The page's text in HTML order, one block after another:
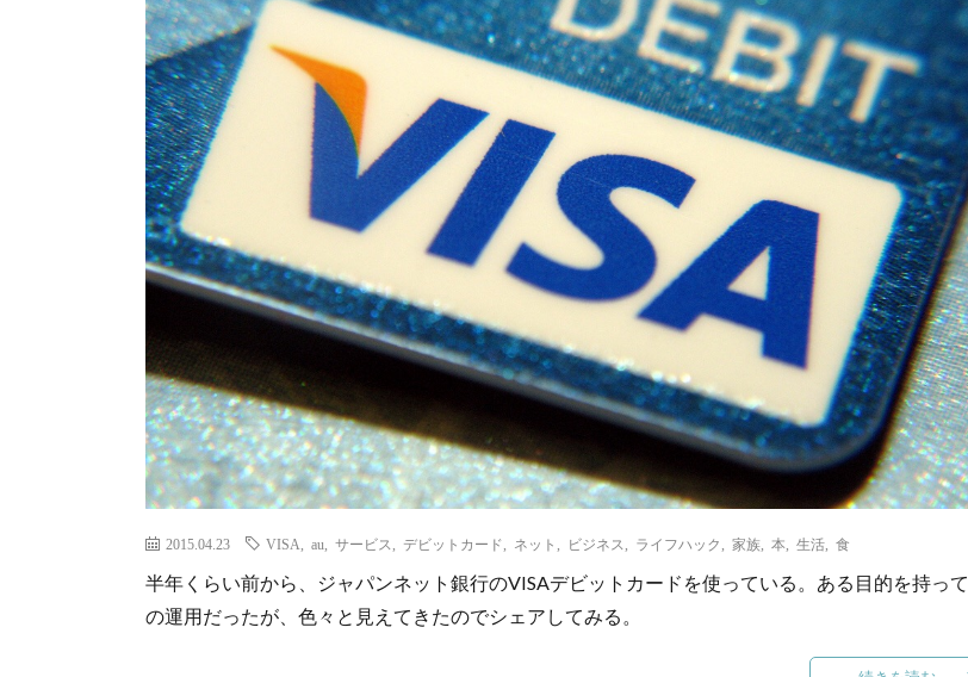
2015.04.23 VISA au サービス デビットカード ネット ビジネス ライフハック 家族 本 生活 食
半年くらい前から、ジャパンネット銀行のVISAデビットカードを使っている。ある目的を持って
の運用だったが、色々と見えてきたのでシェアしてみる。